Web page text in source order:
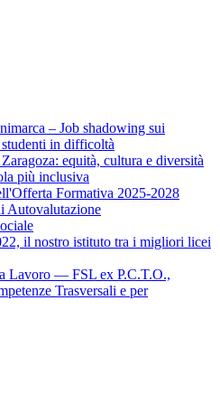
– Job shadowing sui
in difficoltà
equità, cultura e diversità
più inclusiva
Formativa 2025-2028
Autovalutazione
il nostro istituto tra i migliori licei
Lavoro — FSL ex P.C.T.O.,
Trasversali e per